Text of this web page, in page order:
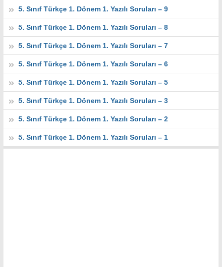
5. Sınıf Türkçe 1. Dönem 1. Yazılı Soruları – 9
5. Sınıf Türkçe 1. Dönem 1. Yazılı Soruları – 8
5. Sınıf Türkçe 1. Dönem 1. Yazılı Soruları – 7
5. Sınıf Türkçe 1. Dönem 1. Yazılı Soruları – 6
5. Sınıf Türkçe 1. Dönem 1. Yazılı Soruları – 5
5. Sınıf Türkçe 1. Dönem 1. Yazılı Soruları – 3
5. Sınıf Türkçe 1. Dönem 1. Yazılı Soruları – 2
5. Sınıf Türkçe 1. Dönem 1. Yazılı Soruları – 1